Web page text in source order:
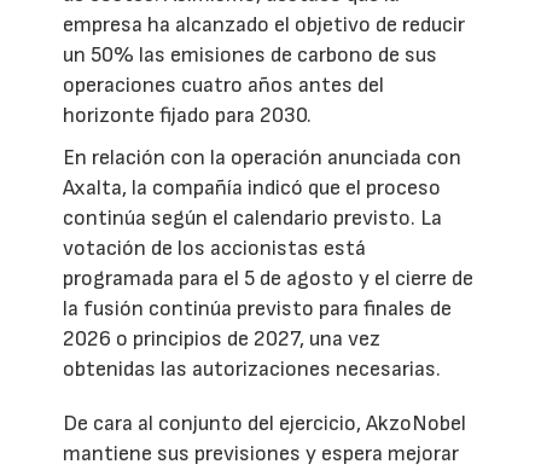
empresa ha alcanzado el objetivo de reducir
un 50% las emisiones de carbono de sus
operaciones cuatro años antes del
horizonte fijado para 2030.
En relación con la operación anunciada con
Axalta, la compañía indicó que el proceso
continúa según el calendario previsto. La
votación de los accionistas está
programada para el 5 de agosto y el cierre de
la fusión continúa previsto para finales de
2026 o principios de 2027, una vez
obtenidas las autorizaciones necesarias.
De cara al conjunto del ejercicio, AkzoNobel
mantiene sus previsiones y espera mejorar